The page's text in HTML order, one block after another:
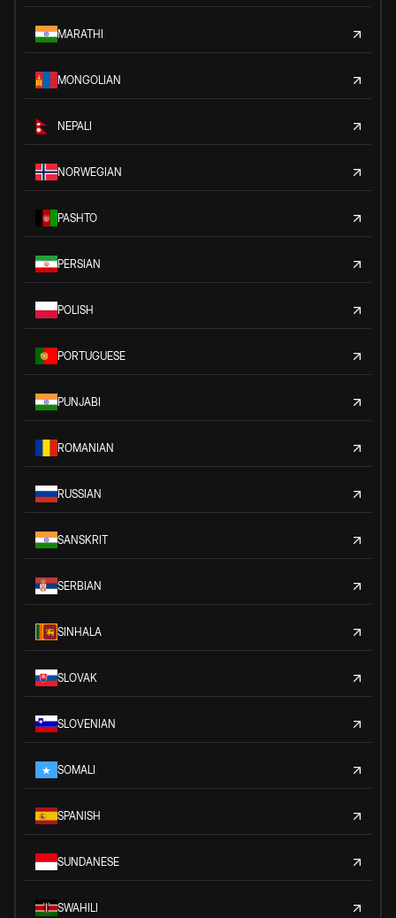
MARATHI
MONGOLIAN
NEPALI
NORWEGIAN
PASHTO
PERSIAN
POLISH
PORTUGUESE
PUNJABI
ROMANIAN
RUSSIAN
SANSKRIT
SERBIAN
SINHALA
SLOVAK
SLOVENIAN
SOMALI
SPANISH
SUNDANESE
SWAHILI